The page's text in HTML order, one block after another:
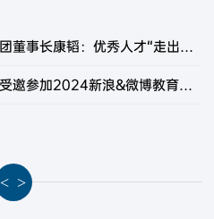
【搜狐专访】——凯信出国集团董事长康韬：优秀人才“走出去”“引进来” 并重是未来工作创新的方向
凯信出国集团董事长康韬再次受邀参加2024新浪&微博教育盛典
< >